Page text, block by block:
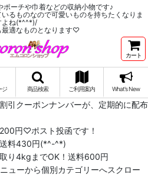
ーチや巾着などの収納小物です♪
るものなので可愛いものを持ちたくなりま
よね(*^^*)/
最適なものとなります♡
カート
ジ 商品検索 ご利用案内 What's New
引クーポンナンバーが、定期的に配布
円♡ポスト投函です！
送料430円(*^-^*)
り4kgまでOK！送料600円
ューから個別カテゴリーへスクロー